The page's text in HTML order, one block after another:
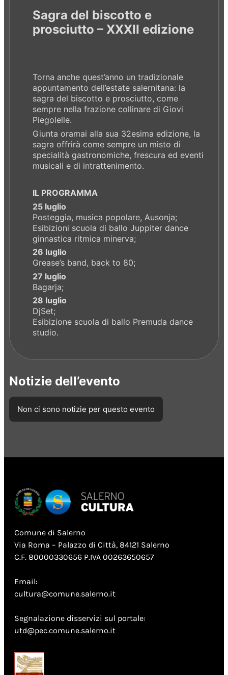
Sagra del biscotto e
prosciutto – XXXII edizione
Torna anche quest’anno un tradizionale
appuntamento dell’estate salernitana: la
sagra del biscotto e prosciutto, come
sempre nella frazione collinare di Giovi
Piegolelle.
Giunta oramai alla sua 32esima edizione, la
sagra offrirà come sempre un misto di
specialità gastronomiche, frescura ed eventi
musicali e di intrattenimento.
IL PROGRAMMA
25 luglio
Posteggia, musica popolare, Ausonja;
Esibizioni scuola di ballo Juppiter dance
ginnastica ritmica minerva;
26 luglio
Grease’s band, back to 80;
27 luglio
Bagarja;
28 luglio
DjSet;
Esibizione scuola di ballo Premuda dance
studio.
Notizie dell’evento
Non ci sono notizie per questo evento
Comune di Salerno
Via Roma – Palazzo di Città, 84121 Salerno
C.F. 80000330656 P.IVA 00263650657
Email:
cultura@comune.salerno.it
Segnalazione disservizi sul portale:
utd@pec.comune.salerno.it